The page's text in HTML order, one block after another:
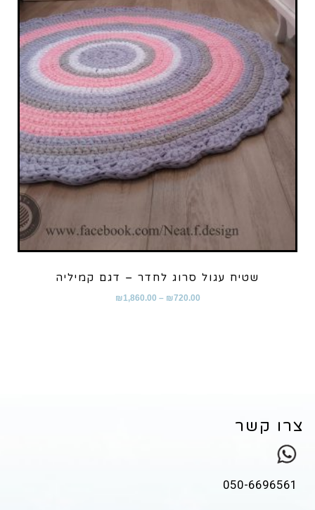
שטיח עגול סרוג לחדר – דגם קמיליה
₪720.00
–
₪1,860.00
צרו קשר
050-6696561